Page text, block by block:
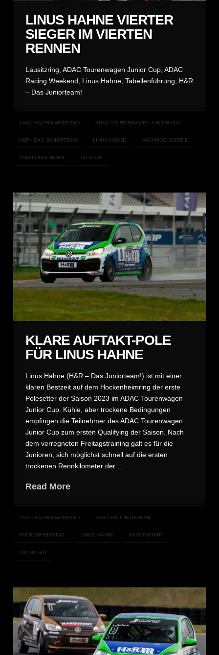
LINUS HAHNE VIERTER
SIEGER IM VIERTEN
RENNEN
Lausitzring, ADAC Tourenwagen Junior Cup, ADAC
Racing Weekend, Linus Hahne, Tabellenführung, H&R
– Das Juniorteam!
ADAC RACING WEEKEND ADAC TOURENWAGEN JUNIOR CUP
H&R - DAS JUNIORTEAM LINUS HAHNE NACHWUCHSSERIE
TABELLENFÜHRER TALENTE
KLARE AUFTAKT-POLE
FÜR LINUS HAHNE
Linus Hahne (H&R – Das Juniorteam!) ist mit einer
klaren Bestzeit auf dem Hockenheimring der erste
Polesetter der Saison 2023 im ADAC Tourenwagen
Junior Cup. Kühle, aber trockene Bedingungen
empfingen die Teilnehmer des ADAC Tourenwagen
Junior Cup zum ersten Qualifying der Saison. Nach
dem verregneten Freitagstraining galt es für die
Junioren, sich möglichst schnell auf die ersten
trockenen Rennkilometer der …
Read More
ADAC RACING WEEKEND H&R DAS JUNIORTEAM
HOCKENHEIMRING LINUS HAHNE SAISONSTART
VW UP! GTI